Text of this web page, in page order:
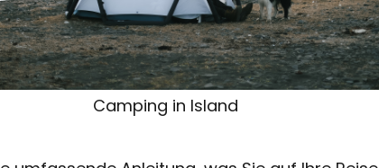
Camping in Island